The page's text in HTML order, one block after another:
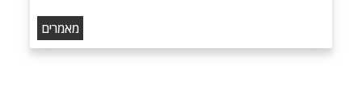
מאמרים